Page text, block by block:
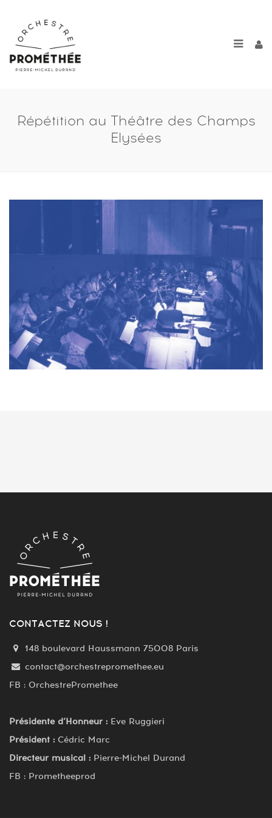
Répétition au Théâtre des Champs
Elysées
CONTACTEZ NOUS !
148 boulevard Haussmann 75008 Paris
contact@orchestrepromethee.eu
FB : OrchestrePromethee
Présidente d’Honneur : Eve Ruggieri
Président : Cédric Marc
Directeur musical : Pierre-Michel Durand
FB : Prometheeprod